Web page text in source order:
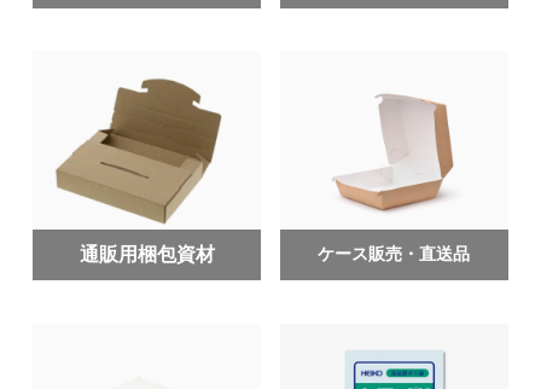
通販用梱包資材 ケース販売・直送品